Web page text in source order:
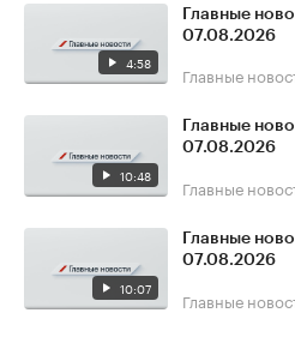
4:58
Главные
07.08.2026
Главные
10:48
Главные
07.08.2026
Главные
10:07
Главные
07.08.2026
Главные